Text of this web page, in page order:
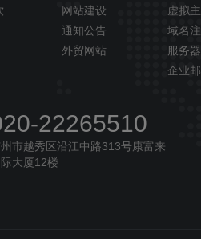
网站建设
通知公告
外贸网站
虚拟
域名
服务器
企业
22265510
州市越秀区沿江中路313号康富来
际大厦12楼